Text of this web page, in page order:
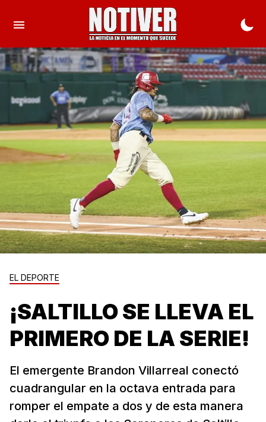
EL DEPORTE
¡SALTILLO SE LLEVA EL
PRIMERO DE LA SERIE!
El emergente Brandon Villarreal conectó
cuadrangular en la octava entrada para
romper el empate a dos y de esta manera